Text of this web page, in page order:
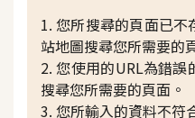
1. 您所搜尋的頁面已
站地圖搜尋您所需要的
2. 您使用的URL為錯
搜尋您所需要的頁面。
3. 您所輸入的資料不符